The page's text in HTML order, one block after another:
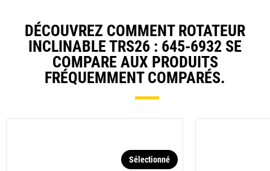
DÉCOUVREZ COMMENT ROTATEUR
INCLINABLE TRS26 : 645-6932 SE
COMPARE AUX PRODUITS
FRÉQUEMMENT COMPARÉS.
Sélectionné